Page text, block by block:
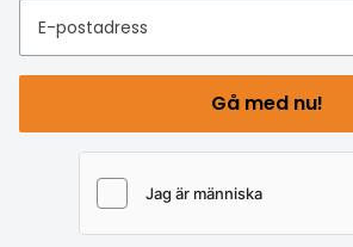
E-postadress
Gå med nu!